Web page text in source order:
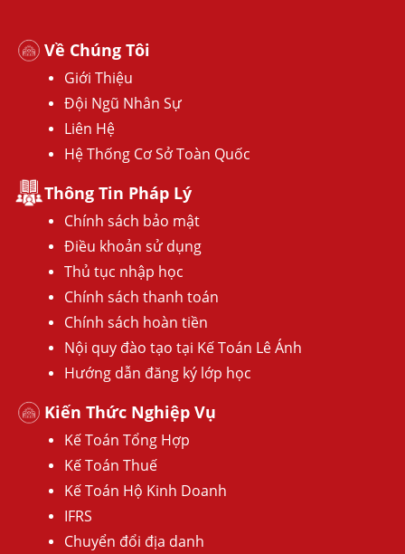
Về Chúng Tôi
Giới Thiệu
Đội Ngũ Nhân Sự
Liên Hệ
Hệ Thống Cơ Sở Toàn Quốc
Thông Tin Pháp Lý
Chính sách bảo mật
Điều khoản sử dụng
Thủ tục nhập học
Chính sách thanh toán
Chính sách hoàn tiền
Nội quy đào tạo tại Kế Toán Lê Ánh
Hướng dẫn đăng ký lớp học
Kiến Thức Nghiệp Vụ
Kế Toán Tổng Hợp
Kế Toán Thuế
Kế Toán Hộ Kinh Doanh
IFRS
Chuyển đổi địa danh